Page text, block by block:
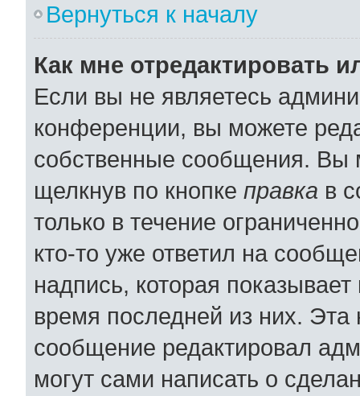
Вернуться к началу
Как мне отредактировать
Если вы не являетесь
конференции, вы можете
собственные сообщения. Вы
щелкнув по кнопке правка в
только в течение
кто-то уже ответил на
надпись, которая
время последней из них. Эта
сообщение редактировал
могут сами написать о